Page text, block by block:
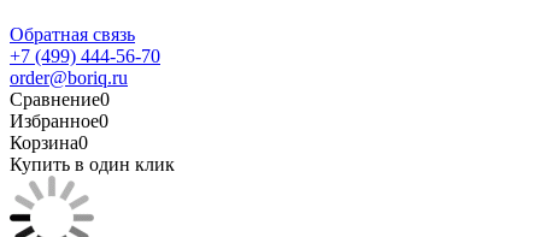
Обратная связь
+7 (499) 444-56-70
order@boriq.ru
Сравнение0
Избранное0
Корзина0
Купить в один клик